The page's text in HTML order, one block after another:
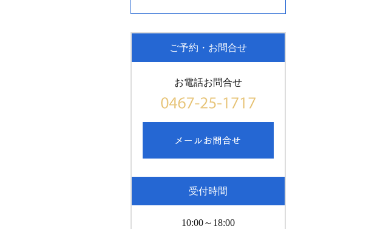
ご予約・お問合せ
お電話お問合せ
受付時間
10:00～18:00